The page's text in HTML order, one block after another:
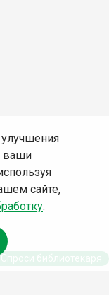
ваши
сайте,
.
Спроси библиотекаря